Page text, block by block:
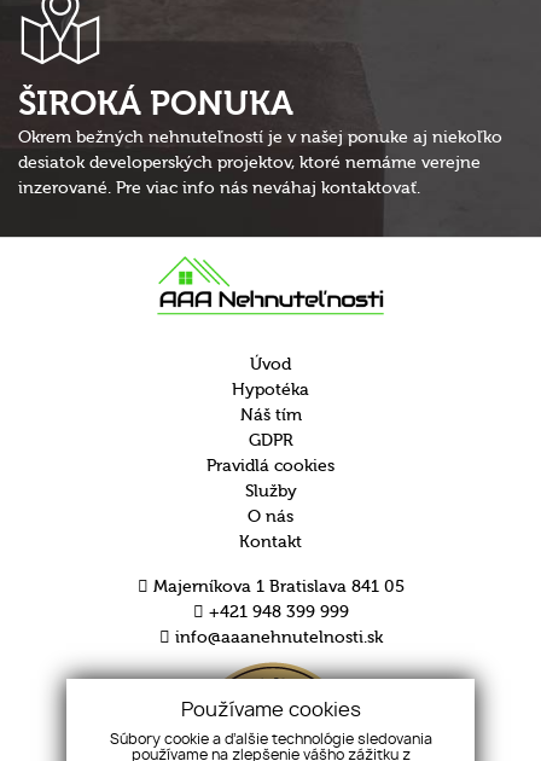
ŠIROKÁ PONUKA
Okrem bežných nehnuteľností je v našej ponuke aj niekoľko
desiatok developerských projektov, ktoré nemáme verejne
inzerované. Pre viac info nás neváhaj kontaktovať.
Úvod
Hypotéka
Náš tím
GDPR
Pravidlá cookies
Služby
O nás
Kontakt
Majerníkova 1 Bratislava 841 05
+421 948 399 999
info@aaanehnutelnosti.sk
Používame cookies
Súbory cookie a ďalšie technológie sledovania
používame na zlepšenie vášho zážitku z